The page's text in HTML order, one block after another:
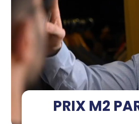
PRIX M2